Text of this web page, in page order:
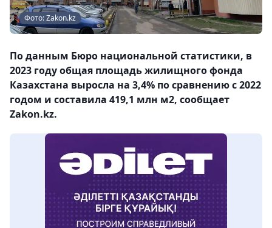
Фото: Zakon.kz
По данным Бюро национальной статистики, в
2023 году общая площадь жилищного фонда
Казахстана выросла на 3,4% по сравнению с 2022
годом и составила 419,1 млн м2, сообщает
Zakon.kz.